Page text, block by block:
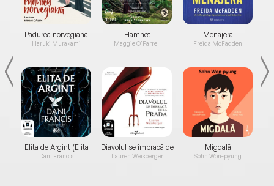
Pădurea norvegiană
Haruki Murakami
Elita de Argint (Elita
de...
Dani Francis
Hamnet
Maggie O'Farrell
Diavolul se îmbracă de
la...
Lauren Weisberger
Menajera
Freida McFadden
Migdală
Sohn Won-pyung